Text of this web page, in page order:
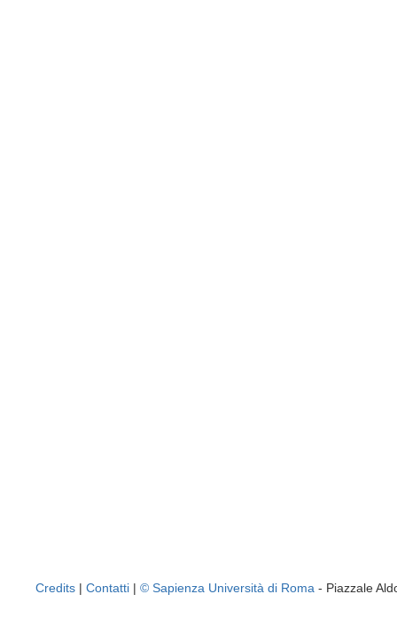
Credits | Contatti | © Sapienza Università di Roma - Piazzale